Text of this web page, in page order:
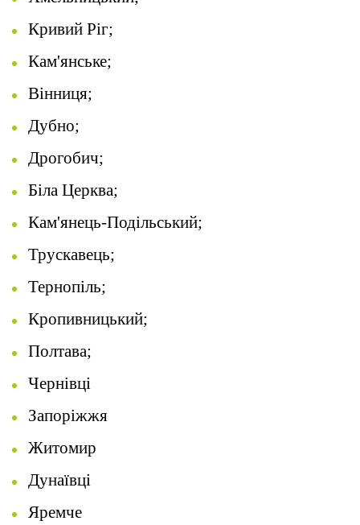
Кривий Ріг;
Кам'янське;
Вінниця;
Дубно;
Дрогобич;
Біла Церква;
Кам'янець-Подільський;
Трускавець;
Тернопіль;
Кропивницький;
Полтава;
Чернівці
Запоріжжя
Житомир
Дунаївці
Яремче